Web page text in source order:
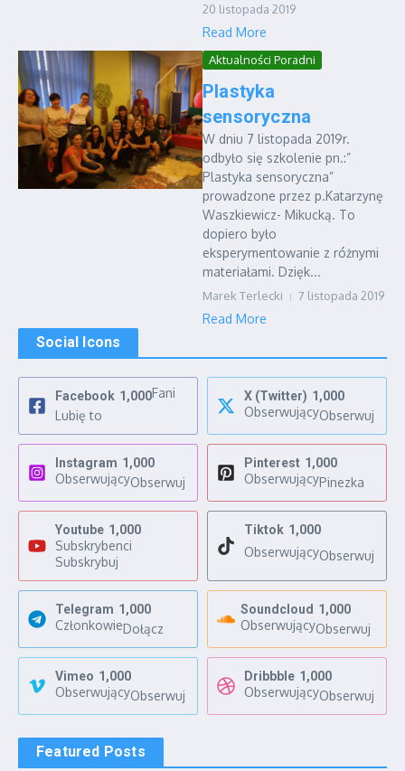
20 listopada 2019
Read More
Aktualności Poradni
Plastyka
sensoryczna
W dniu 7 listopada 2019r.
odbyło się szkolenie pn.:”
Plastyka sensoryczna”
prowadzone przez p.Katarzynę
Waszkiewicz- Mikucką. To
dopiero było
eksperymentowanie z różnymi
materiałami. Dzięk...
Marek Terlecki 7 listopada 2019
Read More
Social Icons
Facebook 1,000Fani
Lubię to
X (Twitter) 1,000
ObserwującyObserwuj
Instagram 1,000
ObserwującyObserwuj
Pinterest 1,000
ObserwującyPinezka
Youtube 1,000
Subskrybenci
Subskrybuj
Tiktok 1,000
ObserwującyObserwuj
Telegram 1,000
CzłonkowieDołącz
Soundcloud 1,000
ObserwującyObserwuj
Vimeo 1,000
ObserwującyObserwuj
Dribbble 1,000
ObserwującyObserwuj
Featured Posts